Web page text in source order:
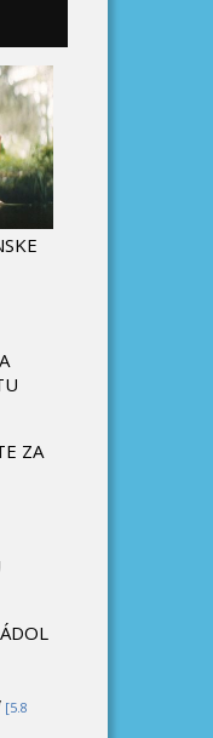
ZA
[5.8